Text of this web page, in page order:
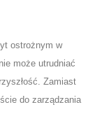
ostrożnym w
może utrudniać
Zamiast
do zarządzania